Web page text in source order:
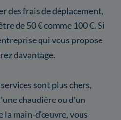
des frais de déplacement,
de 50 € comme 100 €. Si
qui vous propose
davantage.
sont plus chers,
chaudière ou d'un
la main-d'œuvre, vous